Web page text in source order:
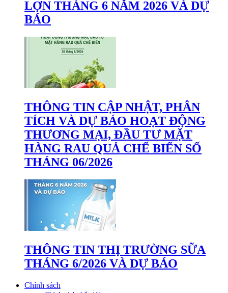
LỢN THÁNG 6 NĂM 2026 VÀ DỰ
BÁO
THÔNG TIN CẬP NHẬT, PHÂN
TÍCH VÀ DỰ BÁO HOẠT ĐỘNG
THƯƠNG MẠI, ĐẦU TƯ MẶT
HÀNG RAU QUẢ CHẾ BIẾN SỐ
THÁNG 06/2026
THÔNG TIN THỊ TRƯỜNG SỮA
THÁNG 6/2026 VÀ DỰ BÁO
Chính sách